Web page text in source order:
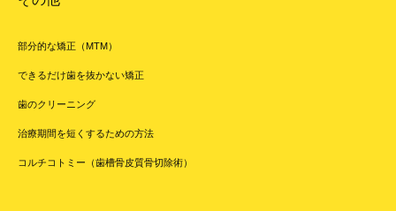
部分的な矯正（MTM）
できるだけ歯を抜かない矯正
歯のクリーニング
治療期間を短くするための方法
コルチコトミー（歯槽骨皮質骨切除術）